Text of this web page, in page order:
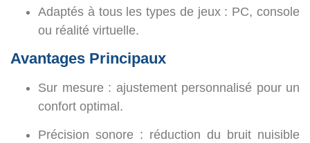
Adaptés à tous les types de jeux : PC, console
ou réalité virtuelle.
Avantages Principaux
Sur mesure: ajustement personnalisé pour un
confort optimal.
Précision sonore : réduction du bruit nuisible